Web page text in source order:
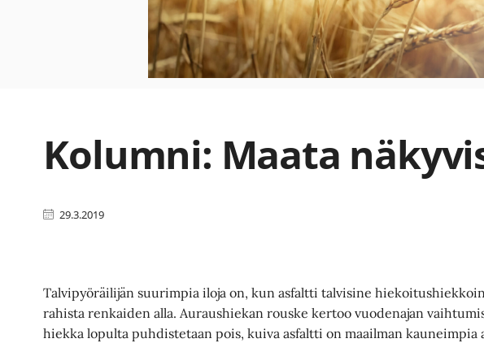
Kolumni: Maata
29.3.2019
Talvipyöräilijän suurimpia iloja on, kun asfaltti talvisine
rahista renkaiden alla. Auraushiekan rouske kertoo vuodenajan
hiekka lopulta puhdistetaan pois, kuiva asfaltti on maailman kauneimpia